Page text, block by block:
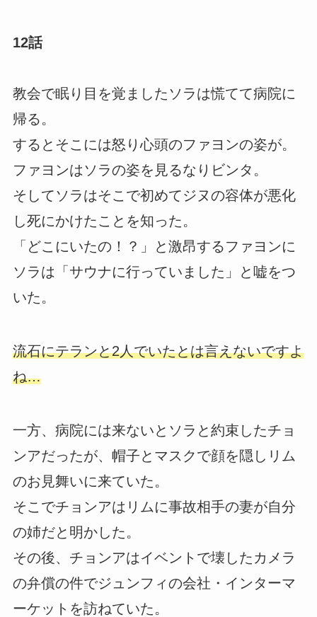
12話
教会で眠り目を覚ましたソラは慌てて病院に
帰る。
するとそこには怒り心頭のファヨンの姿が。
ファヨンはソラの姿を見るなりビンタ。
そしてソラはそこで初めてジヌの容体が悪化
し死にかけたことを知った。
「どこにいたの！？」と激昂するファヨンに
ソラは「サウナに行っていました」と嘘をつ
いた。
流石にテランと2人でいたとは言えないですよ
ね…
一方、病院には来ないとソラと約束したチョ
ンアだったが、帽子とマスクで顔を隠しリム
のお見舞いに来ていた。
そこでチョンアはリムに事故相手の妻が自分
の姉だと明かした。
その後、チョンアはイベントで壊したカメラ
の弁償の件でジュンフィの会社・インターマ
ーケットを訪ねていた。